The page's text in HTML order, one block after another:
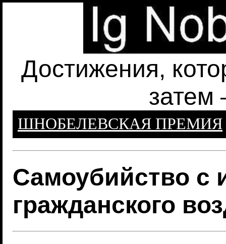
Достижения,
затем
ШНОБЕЛЕВСКАЯ ПРЕМИЯ
Cамоубийство с
гражданского